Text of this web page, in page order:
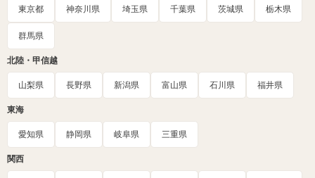
東京都 神奈川県 埼玉県 千葉県 茨城県 栃木県
群馬県
北陸・甲信越
山梨県 長野県 新潟県 富山県 石川県 福井県
東海
愛知県 静岡県 岐阜県 三重県
関西